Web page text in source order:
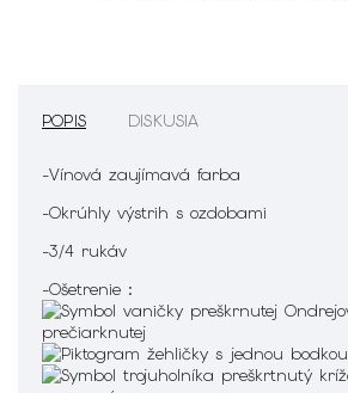
POPIS DISKUSIA
-Vínová zaujímavá farba
-Okrúhly výstrih s ozdobami
-3/4 rukáv
-Ošetrenie :